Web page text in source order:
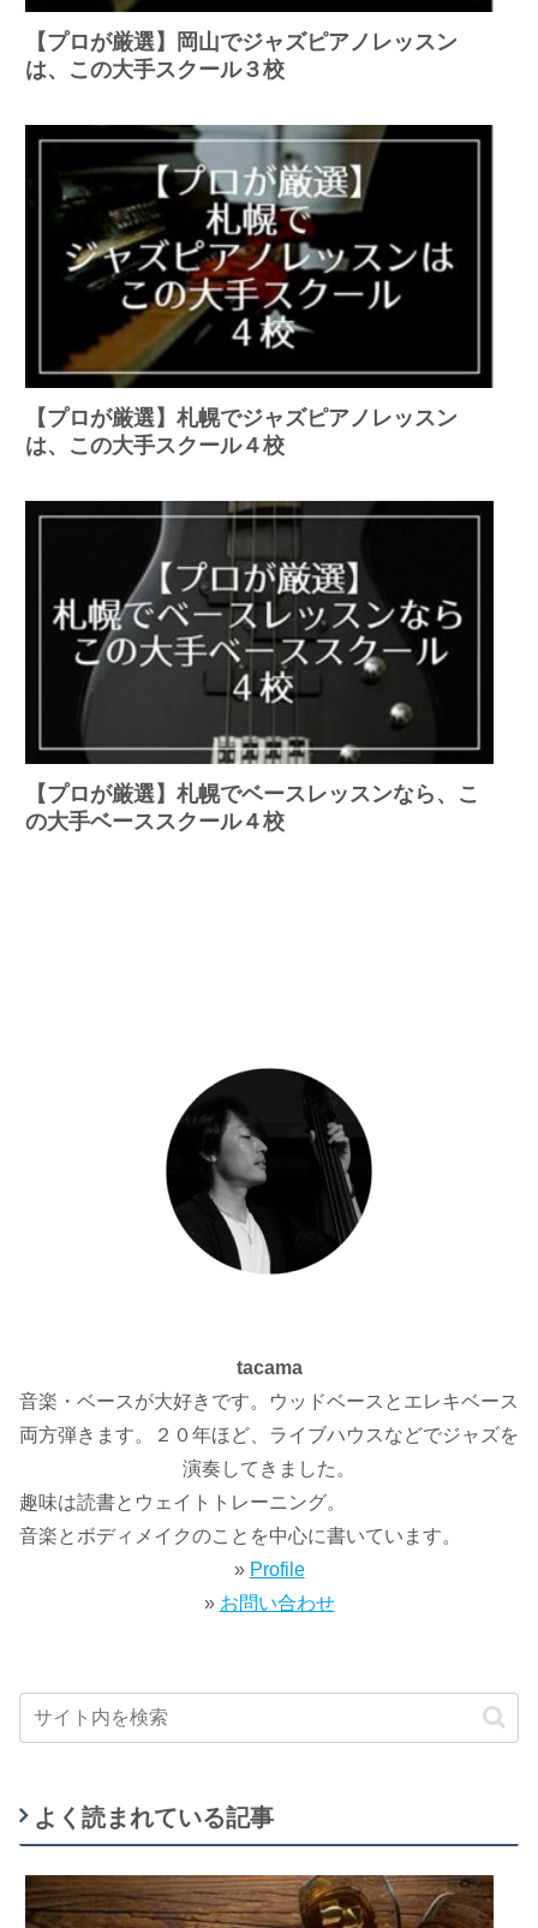
【プロが厳選】岡山でジャズピアノレッスン
は、この大手スクール３校
【プロが厳選】札幌でジャズピアノレッスン
は、この大手スクール４校
【プロが厳選】札幌でベースレッスンなら、こ
の大手ベーススクール４校
tacama
音楽・ベースが大好きです。ウッドベースとエレキベース
両方弾きます。２０年ほど、ライブハウスなどでジャズを
演奏してきました。
趣味は読書とウェイトトレーニング。
音楽とボディメイクのことを中心に書いています。
» Profile
» お問い合わせ
よく読まれている記事